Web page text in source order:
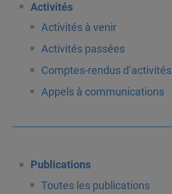
Activités
Activités à venir
Activités passées
Comptes-rendus d’activités
Appels à communications
Publications
Toutes les publications